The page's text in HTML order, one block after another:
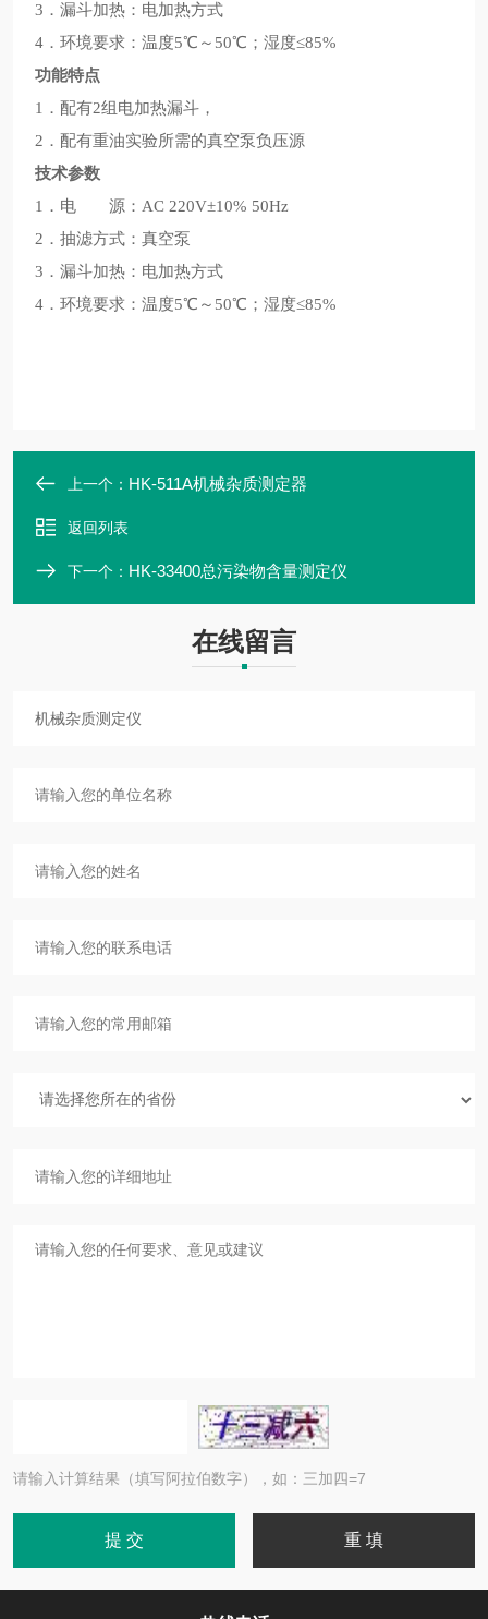
3．漏斗加热：电加热方式
4．环境要求：温度5℃～50℃；湿度≤85%
功能特点
1．配有2组电加热漏斗，
2．配有重油实验所需的真空泵负压源
技术参数
1．电 源：AC 220V±10% 50Hz
2．抽滤方式：真空泵
3．漏斗加热：电加热方式
4．环境要求：温度5℃～50℃；湿度≤85%
上一个： HK-511A机械杂质测定器
返回列表
下一个： HK-33400总污染物含量测定仪
在线留言
请输入计算结果（填写阿拉伯数字），如：三加四=7